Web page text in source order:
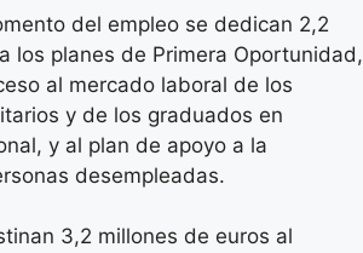
del empleo se dedican 2,2
los planes de Primera Oportunidad,
al mercado laboral de los
y de los graduados en
y al plan de apoyo a la
desempleadas.
3,2 millones de euros al